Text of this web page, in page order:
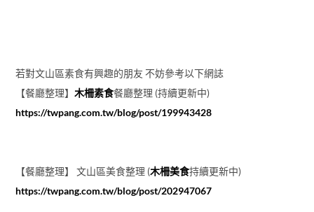
若對文山區素食有興趣的朋友 不妨參考以下網誌
【餐廳整理】 木柵素食餐廳整理 (持續更新中)
https://twpang.com.tw/blog/post/199943428
【餐廳整理】 文山區美食整理 (木柵美食持續更新中)
https://twpang.com.tw/blog/post/202947067